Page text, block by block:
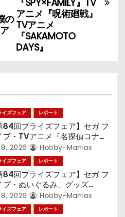
『SPY×FAMILY』TV
アニメ『呪術廻戦』
TVアニメ
『SAKAMOTO
DAYS』
の
イズフェア レポート
84回プライズフェア】セガ フ
ブ・TVアニメ『名探偵コナ
TVアニメ『呪術廻戦』『〈物
シリーズ』「初音ミク」
2026 Hobby-Maniax
イズフェア レポート
84回プライズフェア】セガ フ
ブ・ぬいぐるみ、グッズ
』『ミニオン』『おさるの
ージ』『ポケットモンスター』
2026 Hobby-Maniax
イズフェア レポート